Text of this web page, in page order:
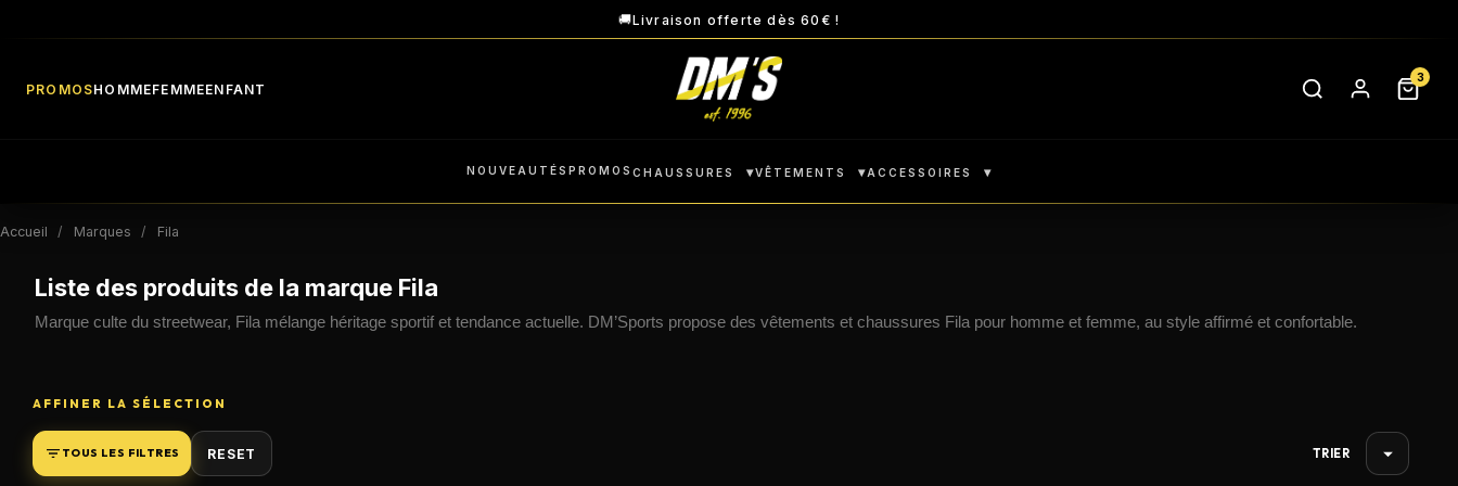
🚚Livraison offerte dès 60€ !
PROMOSHOMMEFEMMEENFANT
3
NOUVEAUTÉS PROMOS CHAUSSURES ▾VÊTEMENTS ▾ACCESSOIRES ▾
Accueil Marques Fila
Liste des produits de la marque Fila
Marque culte du streetwear, Fila mélange héritage sportif et tendance actuelle. DM’Sports propose des vêtements et chaussures Fila pour homme et femme, au style affirmé et confortable.
AFFINER LA SÉLECTION
TOUS LES FILTRES RESET 